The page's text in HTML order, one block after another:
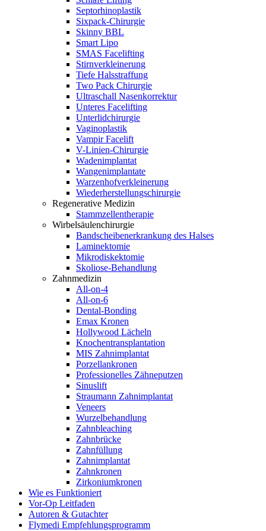
Septorhinoplastik
Sixpack-Chirurgie
Skinny BBL
Smart Lipo
SMAS Facelifting
Stirnverkleinerung
Tiefe Halsstraffung
Two Pack Chirurgie
Ultraschall Nasenkorrektur
Unteres Facelifting
Unterlidchirurgie
Vaginoplastik
Vampir Facelift
V-Linien-Chirurgie
Wadenimplantat
Wangenimplantate
Warzenhofverkleinerung
Wiederherstellungschirurgie
Regenerative Medizin
Stammzellentherapie
Wirbelsäulenchirurgie
Bandscheibenerkrankung des Halses
Laminektomie
Mikrodiskektomie
Skoliose-Behandlung
Zahnmedizin
All-on-4
All-on-6
Dental-Bonding
Emax Kronen
Hollywood Lächeln
Knochentransplantation
MIS Zahnimplantat
Porzellankronen
Professionelles Zähneputzen
Sinuslift
Straumann Zahnimplantat
Veneers
Wurzelbehandlung
Zahnbleaching
Zahnbrücke
Zahnfüllung
Zahnimplantat
Zahnkronen
Zirkoniumkronen
Wie es Funktioniert
Vor-Op Leitfaden
Autoren & Gutachter
Flymedi Empfehlungsprogramm